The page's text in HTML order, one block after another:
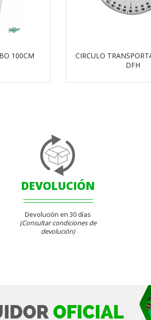
100CM
CIRCULO
DFH
DEVOLUCIÓN
Devolución en 30 días
(Consultar condiciones de
devolución)